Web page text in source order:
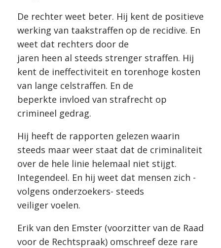
De rechter weet beter. Hij kent de positieve
werking van taakstraffen op de recidive. En
weet dat rechters door de
jaren heen al steeds strenger straffen. Hij
kent de ineffectiviteit en torenhoge kosten
van lange celstraffen. En de
beperkte invloed van strafrecht op
crimineel gedrag.
Hij heeft de rapporten gelezen waarin
steeds maar weer staat dat de criminaliteit
over de hele linie helemaal niet stijgt.
Integendeel. En hij weet dat mensen zich -
volgens onderzoekers- steeds
veiliger voelen.
Erik van den Emster (voorzitter van de Raad
voor de Rechtspraak) omschreef deze rare